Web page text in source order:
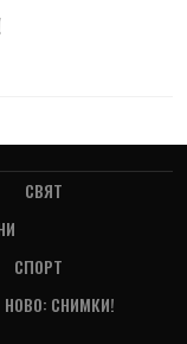
СВЯТ
СПОРТ
НОВО: СНИМКИ!